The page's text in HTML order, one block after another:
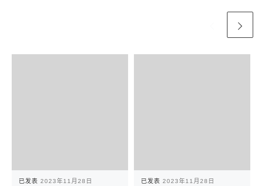
已发表 2023年11月28日 已发表 2023年11月28日